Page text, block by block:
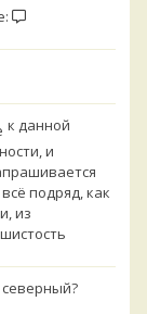
к данной
и
подряд, как
из